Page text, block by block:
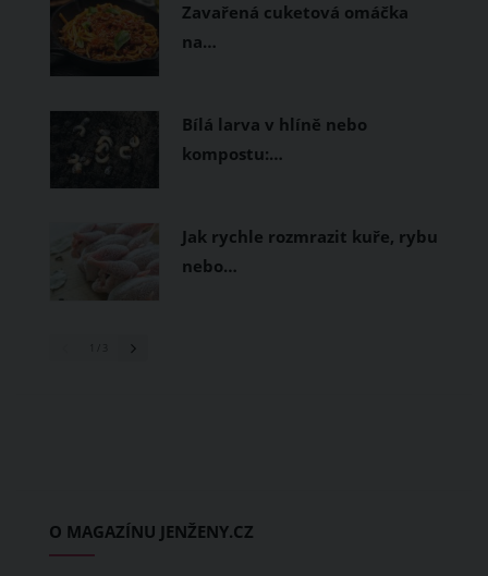
Zavařená cuketová omáčka
na…
Bílá larva v hlíně nebo
kompostu:…
Jak rychle rozmrazit kuře, rybu
nebo…
O MAGAZÍNU JENŽENY.CZ